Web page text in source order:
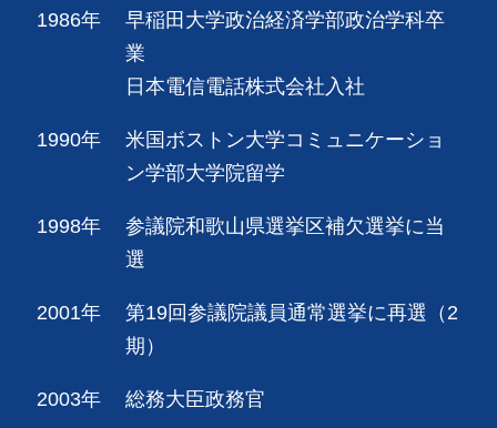
1986年
早稲田大学政治経済学部政治学科卒
業
日本電信電話株式会社入社
1990年
米国ボストン大学コミュニケーショ
ン学部大学院留学
1998年
参議院和歌山県選挙区補欠選挙に当
選
2001年
第19回参議院議員通常選挙に再選（2
期）
2003年 総務大臣政務官